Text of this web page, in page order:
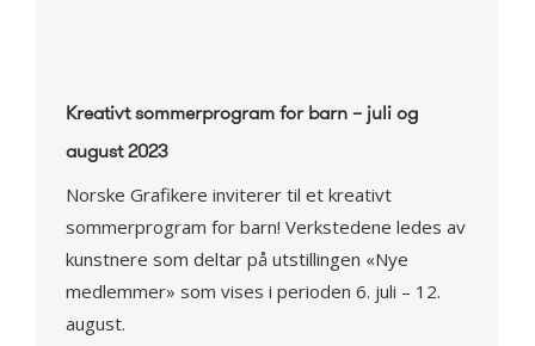
Kreativt sommerprogram for barn – juli og
august 2023
Norske Grafikere inviterer til et kreativt
sommerprogram for barn! Verkstedene ledes av
kunstnere som deltar på utstillingen «Nye
medlemmer» som vises i perioden 6. juli – 12.
august.